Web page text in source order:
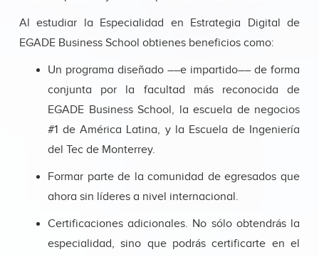
Al estudiar la Especialidad en Estrategia Digital de
EGADE Business School obtienes beneficios como:
Un programa diseñado ––e impartido–– de forma
conjunta por la facultad más reconocida de
EGADE Business School, la escuela de negocios
#1 de América Latina, y la Escuela de Ingeniería
del Tec de Monterrey.
Formar parte de la comunidad de egresados que
ahora sin líderes a nivel internacional.
Certificaciones adicionales. No sólo obtendrás la
especialidad, sino que podrás certificarte en el